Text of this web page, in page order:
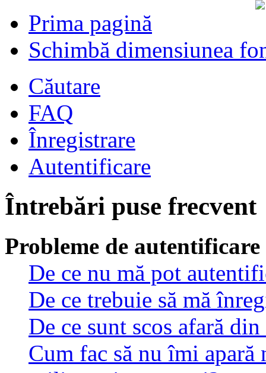
Prima pagină
Schimbă dimensiunea
Căutare
FAQ
Înregistrare
Autentificare
Întrebări puse frecvent
Probleme de
De ce nu mă pot
De ce trebuie să mă
De ce sunt scos afară
Cum fac să nu îmi